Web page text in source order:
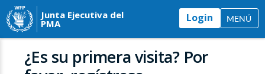
Junta Ejecutiva del
PMA Login MENÚ
¿Es su primera visita? Por